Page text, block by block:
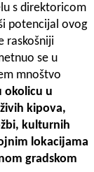
s direktoricom
potencijal ovog
raskošniji
se u
mnoštvo
okolicu u
kipova,
kulturnih
lokacijama
gradskom